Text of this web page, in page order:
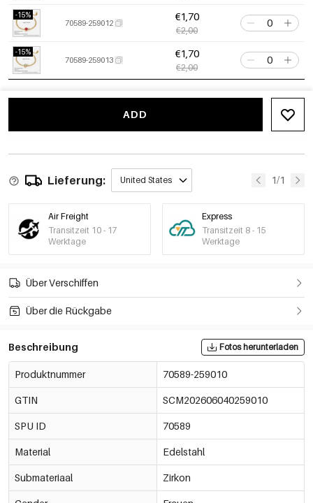
-15%
70589-259012
€1,70
€2,00
-15%
70589-259013
€1,70
€2,00
ADD
Lieferung: United States 1/1
Air Freight
Transitzeit 10 - 17
Werktage
Express
Transitzeit 8 - 15
Werktage
Über Verschiffen
Über die Rückgabe
Beschreibung Fotos herunterladen
Produktnummer 70589-259010
GTIN SCM202606040259010
SPU ID 70589
Material Edelstahl
Submateriaal Zirkon